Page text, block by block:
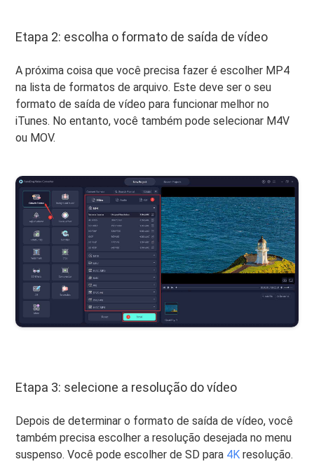
Etapa 2: escolha o formato de saída de vídeo
A próxima coisa que você precisa fazer é escolher MP4
na lista de formatos de arquivo. Este deve ser o seu
formato de saída de vídeo para funcionar melhor no
iTunes. No entanto, você também pode selecionar M4V
ou MOV.
Etapa 3: selecione a resolução do vídeo
Depois de determinar o formato de saída de vídeo, você
também precisa escolher a resolução desejada no menu
suspenso. Você pode escolher de SD para 4K resolução.